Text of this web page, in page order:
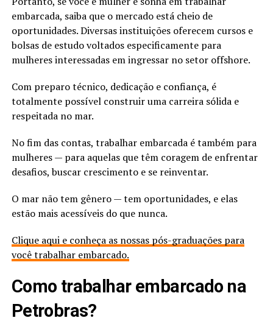
embarcada, saiba que o mercado está cheio de
oportunidades. Diversas instituições oferecem cursos e
bolsas de estudo voltados especificamente para
mulheres interessadas em ingressar no setor offshore.
Com preparo técnico, dedicação e confiança, é
totalmente possível construir uma carreira sólida e
respeitada no mar.
No fim das contas, trabalhar embarcada é também para
mulheres — para aquelas que têm coragem de enfrentar
desafios, buscar crescimento e se reinventar.
O mar não tem gênero — tem oportunidades, e elas
estão mais acessíveis do que nunca.
Clique aqui e conheça as nossas pós-graduações para
você trabalhar embarcado.
Como trabalhar embarcado na
Petrobras?